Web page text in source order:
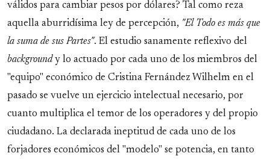
válidos para cambiar pesos por dólares? Tal como reza
aquella aburridísima ley de percepción, "El Todo es más que
la suma de sus Partes". El estudio sanamente reflexivo del
backgroundy lo actuado por cada uno de los miembros del
"equipo" económico de Cristina Fernández Wilhelm en el
pasado se vuelve un ejercicio intelectual necesario, por
cuanto multiplica el temor de los operadores y del propio
ciudadano. La declarada ineptitud de cada uno de los
forjadores económicos del "modelo" se potencia, en tanto